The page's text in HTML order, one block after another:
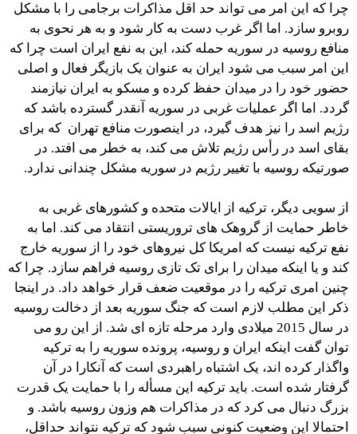
چرا که این امر می تواند حد اقل مذاکرات برجامی را با مشکل
روبرو سازد. اما اگر غرب دست به کار شود و به هر نحوی به
منافع روسیه در سوریه حمله کند، این به نفع ایران است چرا که
این امر سبب می شود ایران به عنوان یک بازیگر فعال و اصلی
حضور خود را در میدان حفظ کرده و مسکو به ایران نیازمند
گردد. اما اگر عملیات غربی در سوریه آنقدر گسترده باشد که
رژیم اسد را نیز هدف گیرد، در اینصورت منافع تهران که برای
بقای اسد در رأس رژیم تلاش می کند، به خطر می افتد. در
صورتیکه روسیه با تغییر رژیم در سوریه مشکل چندانی ندارد.
از سویی دیگر، ترکیه از ایالات متحده و کشورهای غربی به
خاطر حمایت از گروهک های تروریستی انتقاد می کند. اما به
نفع ترکیه نیست که امریکا کل نیروهای خود را از سوریه خارج
کند و یا اینکه میدان را برای تک تازی روسیه فراهم سازد. چرا که
چنین امری ترکیه را در موقعیت ضعف قرار خواهد داد. در اینجا
ذکر این مطلب لازم است که جنگ سوریه بعد از دخالت روسیه
در سال 2015 میلادی وارد مرحله تازه ای شد. از این رو می
توان گفت اینکه ایران و روسیه، پرونده سوریه را به ترکیه
واگذار کرده اند، یک اشتباه راهبردی است که آنکارا در آن
گرفتار شده است. باید ترکیه این مسأله را با حمایت یک قدرت
بزرگ دنبال می کرد که در مذاکرات هم وزون روسیه باشد. و
احتمالا این وضعیت کنونی سبب شود که ترکیه نتواند حداقل،